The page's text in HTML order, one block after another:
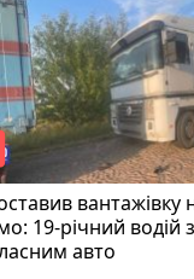
вантажівку
19-річний водій
авто